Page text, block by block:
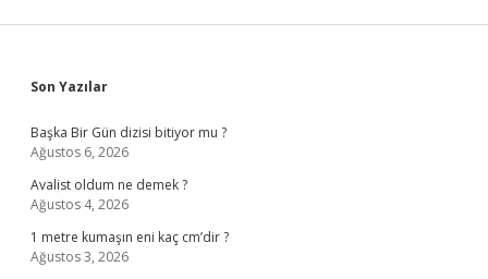
Sidebar
Son Yazılar
Başka Bir Gün dizisi bitiyor mu ?
Ağustos 6, 2026
Avalist oldum ne demek ?
Ağustos 4, 2026
1 metre kumaşın eni kaç cm’dir ?
Ağustos 3, 2026